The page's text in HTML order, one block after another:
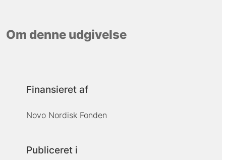
Om denne udgivelse
Finansieret af
Novo Nordisk Fonden
Publiceret i